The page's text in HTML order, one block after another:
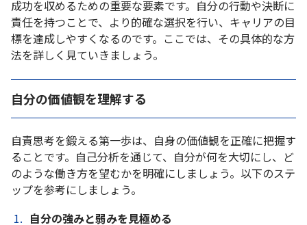
成功を収めるための重要な要素です。自分の行動や決断に
責任を持つことで、より的確な選択を行い、キャリアの目
標を達成しやすくなるのです。ここでは、その具体的な方
法を詳しく見ていきましょう。
自分の価値観を理解する
自責思考を鍛える第一歩は、自身の価値観を正確に把握す
ることです。自己分析を通じて、自分が何を大切にし、ど
のような働き方を望むかを明確にしましょう。以下のステ
ップを参考にしましょう。
自分の強みと弱みを見極める